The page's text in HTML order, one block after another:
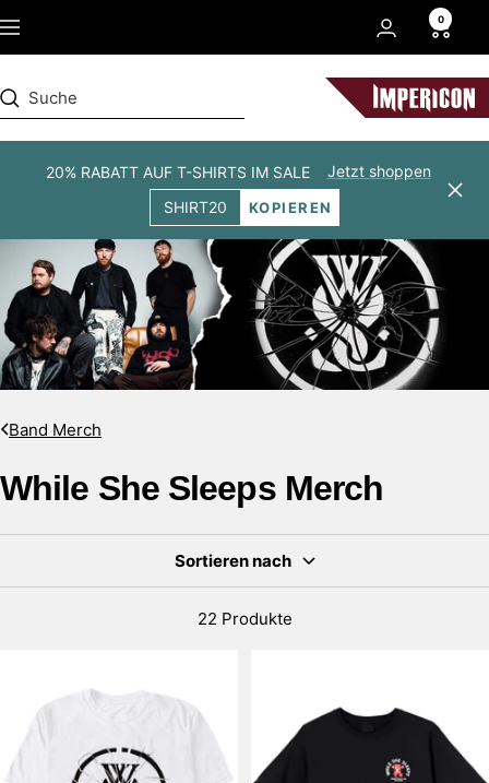
zum
Navigation
0
Impericon
20% RABATT AUF T-SHIRTS IM SALE
Jetzt shoppen
SHIRT20
KOPIEREN
Band Merch
While She Sleeps Merch
Sortieren nach
22 Produkte